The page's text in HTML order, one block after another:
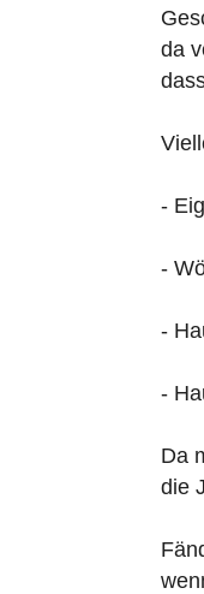
da
-
-
-
-
Da
die